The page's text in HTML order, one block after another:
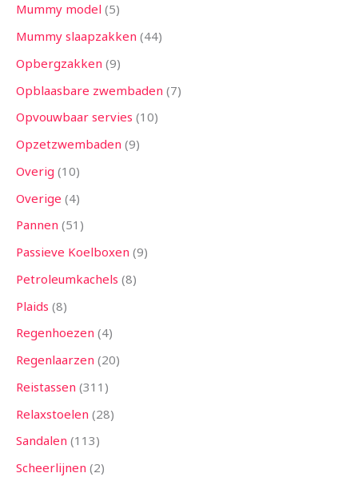
Mummy model 5
Mummy slaapzakken 44
Opbergzakken 9
Opblaasbare zwembaden 7
Opvouwbaar servies 10
Opzetzwembaden 9
Overig 10
Overige 4
Pannen 51
Passieve Koelboxen 9
Petroleumkachels 8
Plaids 8
Regenhoezen 4
Regenlaarzen 20
Reistassen 311
Relaxstoelen 28
Sandalen 113
Scheerlijnen 2